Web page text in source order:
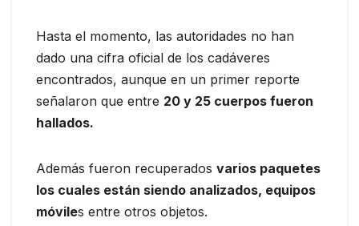
Hasta el momento, las autoridades no han
dado una cifra oficial de los cadáveres
encontrados, aunque en un primer reporte
señalaron que entre 20 y 25 cuerpos fueron
hallados.
Además fueron recuperados varios paquetes
los cuales están siendo analizados, equipos
móviles entre otros objetos.